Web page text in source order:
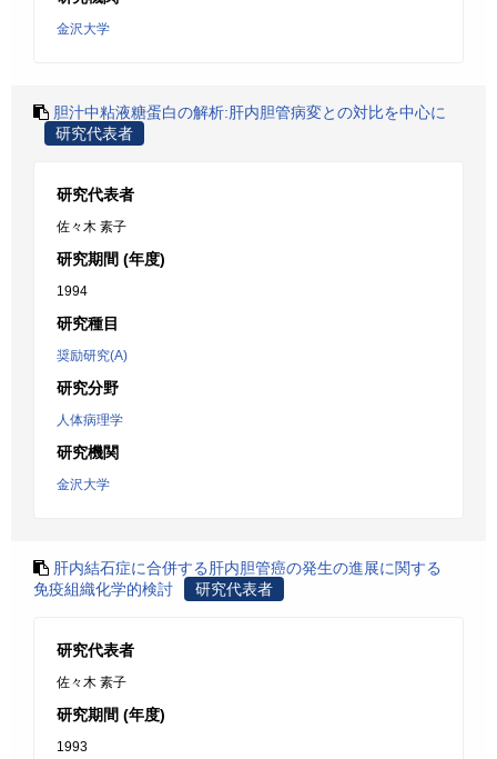
金沢大学
胆汁中粘液糖蛋白の解析:肝内胆管病変との対比を中心に
研究代表者
研究代表者
佐々木 素子
研究期間 (年度)
1994
研究種目
奨励研究(A)
研究分野
人体病理学
研究機関
金沢大学
肝内結石症に合併する肝内胆管癌の発生の進展に関する
免疫組織化学的検討
研究代表者
研究代表者
佐々木 素子
研究期間 (年度)
1993